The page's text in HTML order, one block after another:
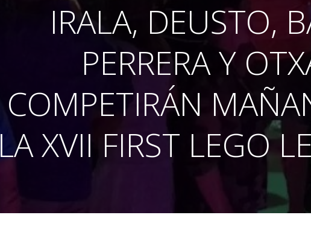
IRALA, DEUSTO,
PERRERA Y
COMPETIRÁN
LA XVII FIRST LEGO